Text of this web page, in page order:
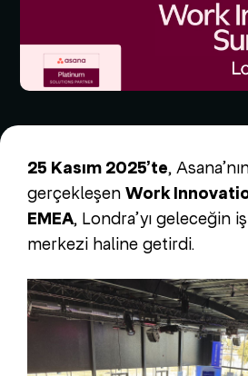
25 Kasım 2025’te,
gerçekleşen Work
EMEA, Londra’yı geleceğin
merkezi haline getirdi.